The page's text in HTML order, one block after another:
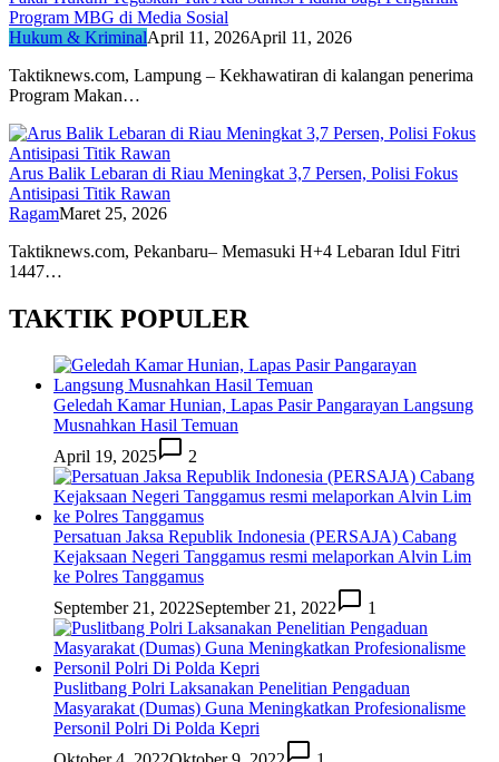
Program MBG di Media Sosial
Hukum & KriminalApril 11, 2026April 11, 2026
Taktiknews.com, Lampung – Kekhawatiran di kalangan penerima
Program Makan…
Arus Balik Lebaran di Riau Meningkat 3,7 Persen, Polisi Fokus
Antisipasi Titik Rawan
RagamMaret 25, 2026
Taktiknews.com, Pekanbaru– Memasuki H+4 Lebaran Idul Fitri
1447…
TAKTIK POPULER
Geledah Kamar Hunian, Lapas Pasir Pangarayan Langsung
Musnahkan Hasil Temuan
April 19, 2025
2
Persatuan Jaksa Republik Indonesia (PERSAJA) Cabang
Kejaksaan Negeri Tanggamus resmi melaporkan Alvin Lim
ke Polres Tanggamus
September 21, 2022September 21, 2022 1
Puslitbang Polri Laksanakan Penelitian Pengaduan
Masyarakat (Dumas) Guna Meningkatkan Profesionalisme
Personil Polri Di Polda Kepri